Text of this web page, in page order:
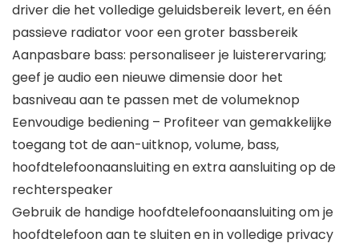
driver die het volledige geluidsbereik levert, en één
passieve radiator voor een groter bassbereik
Aanpasbare bass: personaliseer je luisterervaring;
geef je audio een nieuwe dimensie door het
basniveau aan te passen met de volumeknop
Eenvoudige bediening – Profiteer van gemakkelijke
toegang tot de aan-uitknop, volume, bass,
hoofdtelefoonaansluiting en extra aansluiting op de
rechterspeaker
Gebruik de handige hoofdtelefoonaansluiting om je
hoofdtelefoon aan te sluiten en in volledige privacy